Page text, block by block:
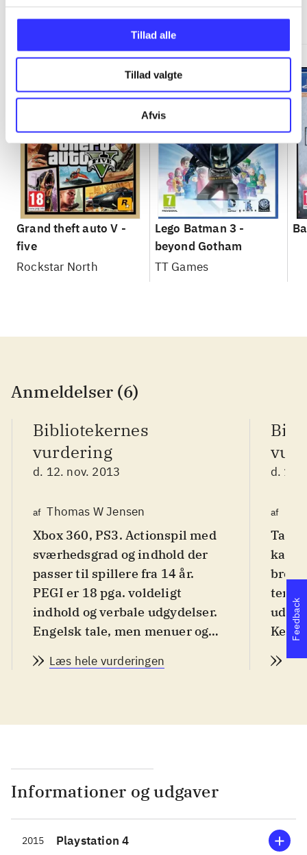
Tillad alle
Tillad valgte
Afvis
Grand theft auto V -
five
Rockstar North
Lego Batman 3 -
beyond Gotham
TT Games
Anmeldelser (6)
Bibliotekernes
vurdering
d. 12. nov. 2013
af Thomas W Jensen
Xbox 360, PS3. Actionspil med
sværhedsgrad og indhold der
passer til spillere fra 14 år.
PEGI er 18 pga. voldeligt
indhold og verbale udgydelser.
Engelsk tale, men menuer og
bl.a. dansk.
nutiden er en person, der er
overfladen graver i den
genetiske hukommelse for at
finde egnede virtual reality
minder. Det historiske indhold -
som klart fylder mest - foregår i
Læs hele vurderingen
d. 13.
af
Tag
i
ved
Informationer og udgaver
2015 Playstation 4
Feedback